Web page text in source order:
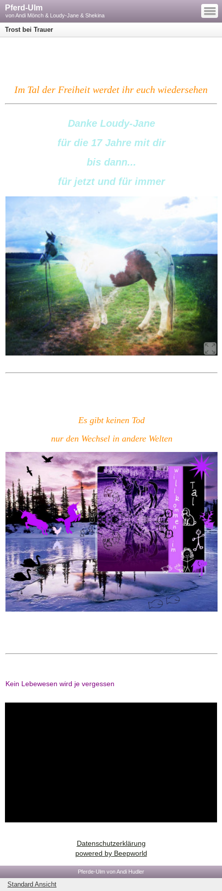
Pferd-Ulm
von Andi Mönch & Loudy-Jane & Shekina
—
—
—
Trost bei Trauer
Im Tal der Freiheit werdet ihr euch wiedersehen
Danke Loudy-Jane
für die 17 Jahre mit dir
bis dann...
für jetzt und für immer
Es gibt keinen Tod
nur den Wechsel in andere Welten
Kein Lebewesen wird je vergessen
Datenschutzerklärung
powered by Beepworld
Pferde-Ulm von Andi Hudler
Standard Ansicht